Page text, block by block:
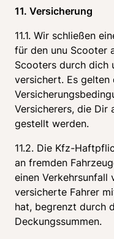
11. Versicherung
11.1. Wir schließen
für den unu Scooter
Scooters durch dich
versichert. Es gelten
Versicherers, die Dir
gestellt werden.
11.2. Die Kfz-
an fremden
einen Verkehrsunfall
versicherte Fahrer
hat, begrenzt durch
Deckungssummen.